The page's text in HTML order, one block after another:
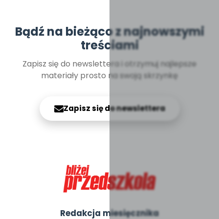
Bądź na bieżąco z najnowszymi
treściami
Zapisz się do newslettera i otrzymuj najlepsze
materiały prosto na swoją skrzynkę
Zapisz się do newslettera
Redakcja miesięcznika